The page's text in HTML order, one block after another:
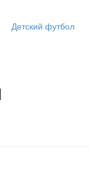
Детский футбол